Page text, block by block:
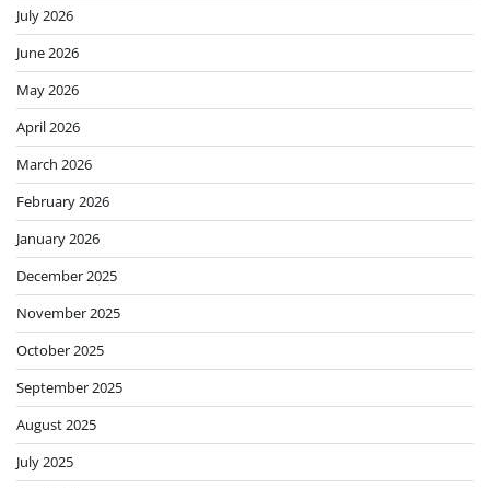
July 2026
June 2026
May 2026
April 2026
March 2026
February 2026
January 2026
December 2025
November 2025
October 2025
September 2025
August 2025
July 2025